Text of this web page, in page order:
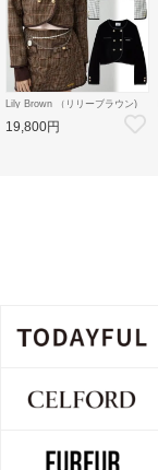
Lily Brown （リリーブラウン)
【LB×MARY QUANT】ダブル
ボタンジャケット 26秋冬
【LWFJ264100】ジャケット
19,800円